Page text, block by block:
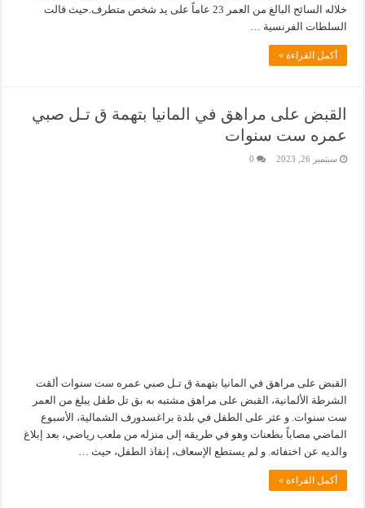
خلاله السائح البالغ من العمر 23 عاماً على يد شخص متطرف.حيث قالت
السلطات الفرنسية …
أكمل القراءة »
القبض على مراهق في المانيا بتهمة ق تـل صبي
عمره ست سنوات
سبتمبر 26, 2023 0
القبض على مراهق في المانيا بتهمة ق تـل صبي عمره ست سنوات ألقت
الشرطة الألمانية، القبض على مراهق مشتبه به بق تل طفل يبلغ من العمر
ست سنوات. و عثر على الطفل في بلدة براغسدورف الشمالية، الأسبوع
الماضي مصاباً بطعنات وهو في طريقه إلى منزله من ملعب رياضي، بعد إبلاغ
والديه عن اختفائه. و لم يستطع الإسعاف، إنقاذ الطفل، حيث …
أكمل القراءة »